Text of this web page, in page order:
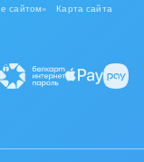
сайтом»
Карта сайта